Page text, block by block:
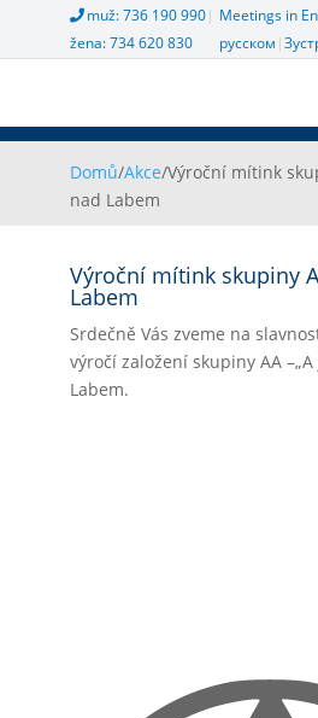
muž: 736 190 990|
žena: 734 620 830
Meetings in
русском |
Domů/Akce/Výroční mítink
nad Labem
Výroční mítink skupiny
Labem
Srdečně Vás zveme na
výročí založení skupiny AA
Labem.